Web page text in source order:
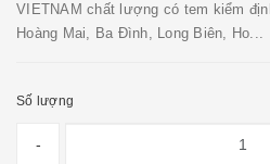
VIETNAM chất lượng có tem kiểm
Hoàng Mai, Ba Đình, Long Biên, Ho...
Số lượng
-